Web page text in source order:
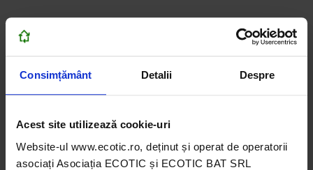
Consimțământ Detalii Despre
Acest site utilizează cookie-uri
Website-ul www.ecotic.ro, deținut și operat de operatorii
asociați Asociația ECOTIC și ECOTIC BAT SRL